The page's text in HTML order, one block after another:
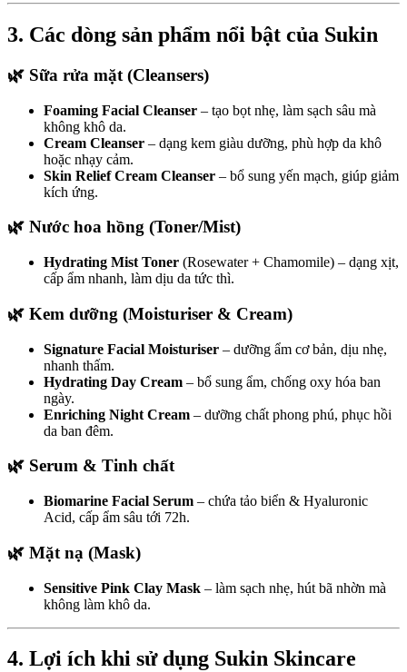
3. Các dòng sản phẩm nổi bật của Sukin
🌿 Sữa rửa mặt (Cleansers)
Foaming Facial Cleanser – tạo bọt nhẹ, làm sạch sâu mà
không khô da.
Cream Cleanser – dạng kem giàu dưỡng, phù hợp da khô
hoặc nhạy cảm.
Skin Relief Cream Cleanser – bổ sung yến mạch, giúp giảm
kích ứng.
🌿 Nước hoa hồng (Toner/Mist)
Hydrating Mist Toner (Rosewater + Chamomile) – dạng xịt,
cấp ẩm nhanh, làm dịu da tức thì.
🌿 Kem dưỡng (Moisturiser & Cream)
Signature Facial Moisturiser – dưỡng ẩm cơ bản, dịu nhẹ,
nhanh thấm.
Hydrating Day Cream – bổ sung ẩm, chống oxy hóa ban
ngày.
Enriching Night Cream – dưỡng chất phong phú, phục hồi
da ban đêm.
🌿 Serum & Tinh chất
Biomarine Facial Serum – chứa tảo biển & Hyaluronic
Acid, cấp ẩm sâu tới 72h.
🌿 Mặt nạ (Mask)
Sensitive Pink Clay Mask – làm sạch nhẹ, hút bã nhờn mà
không làm khô da.
4. Lợi ích khi sử dụng Sukin Skincare